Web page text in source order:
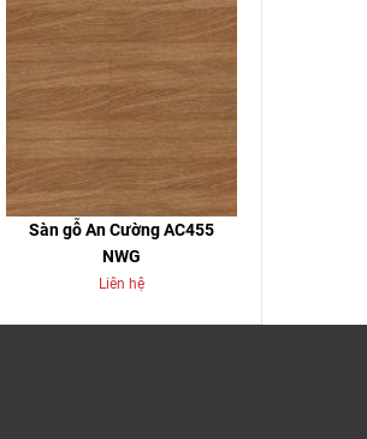
Sàn gỗ An Cường AC455
NWG
Liên hệ